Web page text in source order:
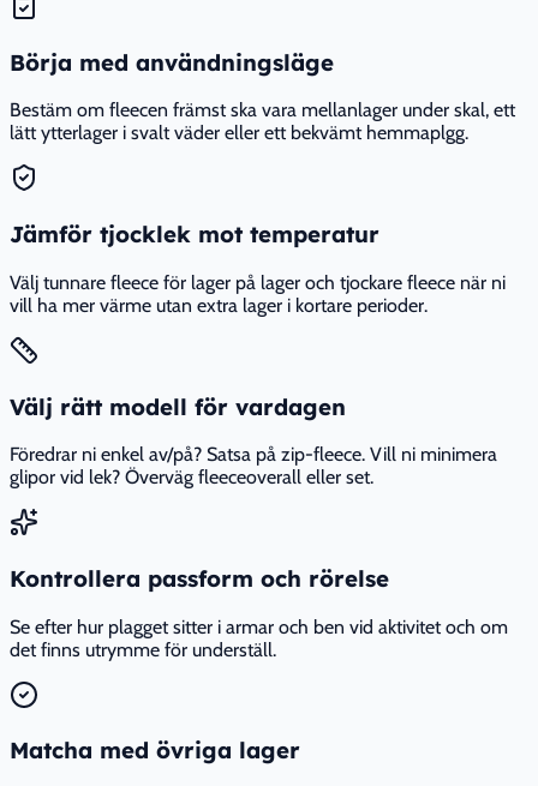
Börja med användningsläge
Bestäm om fleecen främst ska vara mellanlager under skal, ett
lätt ytterlager i svalt väder eller ett bekvämt hemmaplgg.
Jämför tjocklek mot temperatur
Välj tunnare fleece för lager på lager och tjockare fleece när ni
vill ha mer värme utan extra lager i kortare perioder.
Välj rätt modell för vardagen
Föredrar ni enkel av/på? Satsa på zip-fleece. Vill ni minimera
glipor vid lek? Överväg fleeceoverall eller set.
Kontrollera passform och rörelse
Se efter hur plagget sitter i armar och ben vid aktivitet och om
det finns utrymme för underställ.
Matcha med övriga lager